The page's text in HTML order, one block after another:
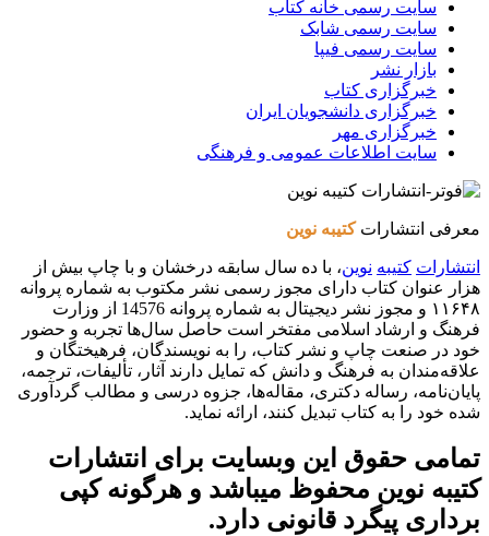
سایت رسمی خانه کتاب
سایت رسمی شابک
سایت رسمی فیپا
بازار نشر
خبرگزاری کتاب
خبرگزاری دانشجویان ایران
خبرگزاری مهر
سایت اطلاعات عمومی و فرهنگی
معرفی انتشاراتکتیبه نوین
انتشارات کتیبه نوین، با ده سال سابقه درخشان و با چاپ بیش از
هزار عنوان کتاب دارای مجوز رسمی نشر مکتوب به شماره پروانه
۱۱۶۴۸ و مجوز نشر دیجیتال به شماره پروانه 14576 از وزارت
فرهنگ و ارشاد اسلامی مفتخر است حاصل سال‌ها تجربه و حضور
خود در صنعت چاپ و نشر کتاب، را به نویسندگان، فرهیختگان و
علاقه‌مندان به فرهنگ و دانش که تمایل دارند آثار، تألیفات، ترجمه،
پایان‌نامه، رساله دکتری، مقاله‌ها، جزوه درسی و مطالب گردآوری
شده خود را به کتاب تبدیل کنند، ارائه نماید.
تمامی حقوق این وبسایت برای انتشارات
کتیبه نوین محفوظ میباشد و هرگونه کپی
برداری پیگرد قانونی دارد.